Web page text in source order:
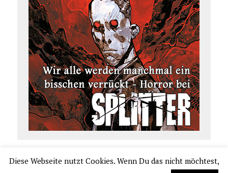
Diese Webseite nutzt Cookies. Wenn Du das nicht möchtest,